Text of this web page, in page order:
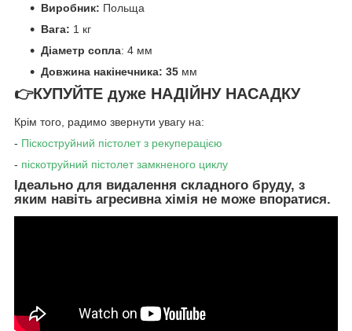
Виробник: Польща
Вага: 1 кг
Діаметр сопла: 4 мм
Довжина накінечника: 35 мм
👉КУПУЙТЕ дуже НАДІЙНУ НАСАДКУ
Крім того, радимо звернути увагу на:
- Піскоструйний пістолетз рекуперацією
- піскотруйний пістолет замкненого циклу
Ідеально для видалення складного бруду, з
яким навіть агресивна хімія не може впоратися.